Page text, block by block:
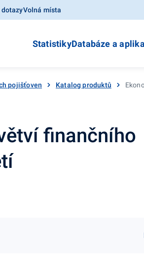
dotazyVolná místa
StatistikyDatabáze a
pojišťoven Katalog produktů
finančního